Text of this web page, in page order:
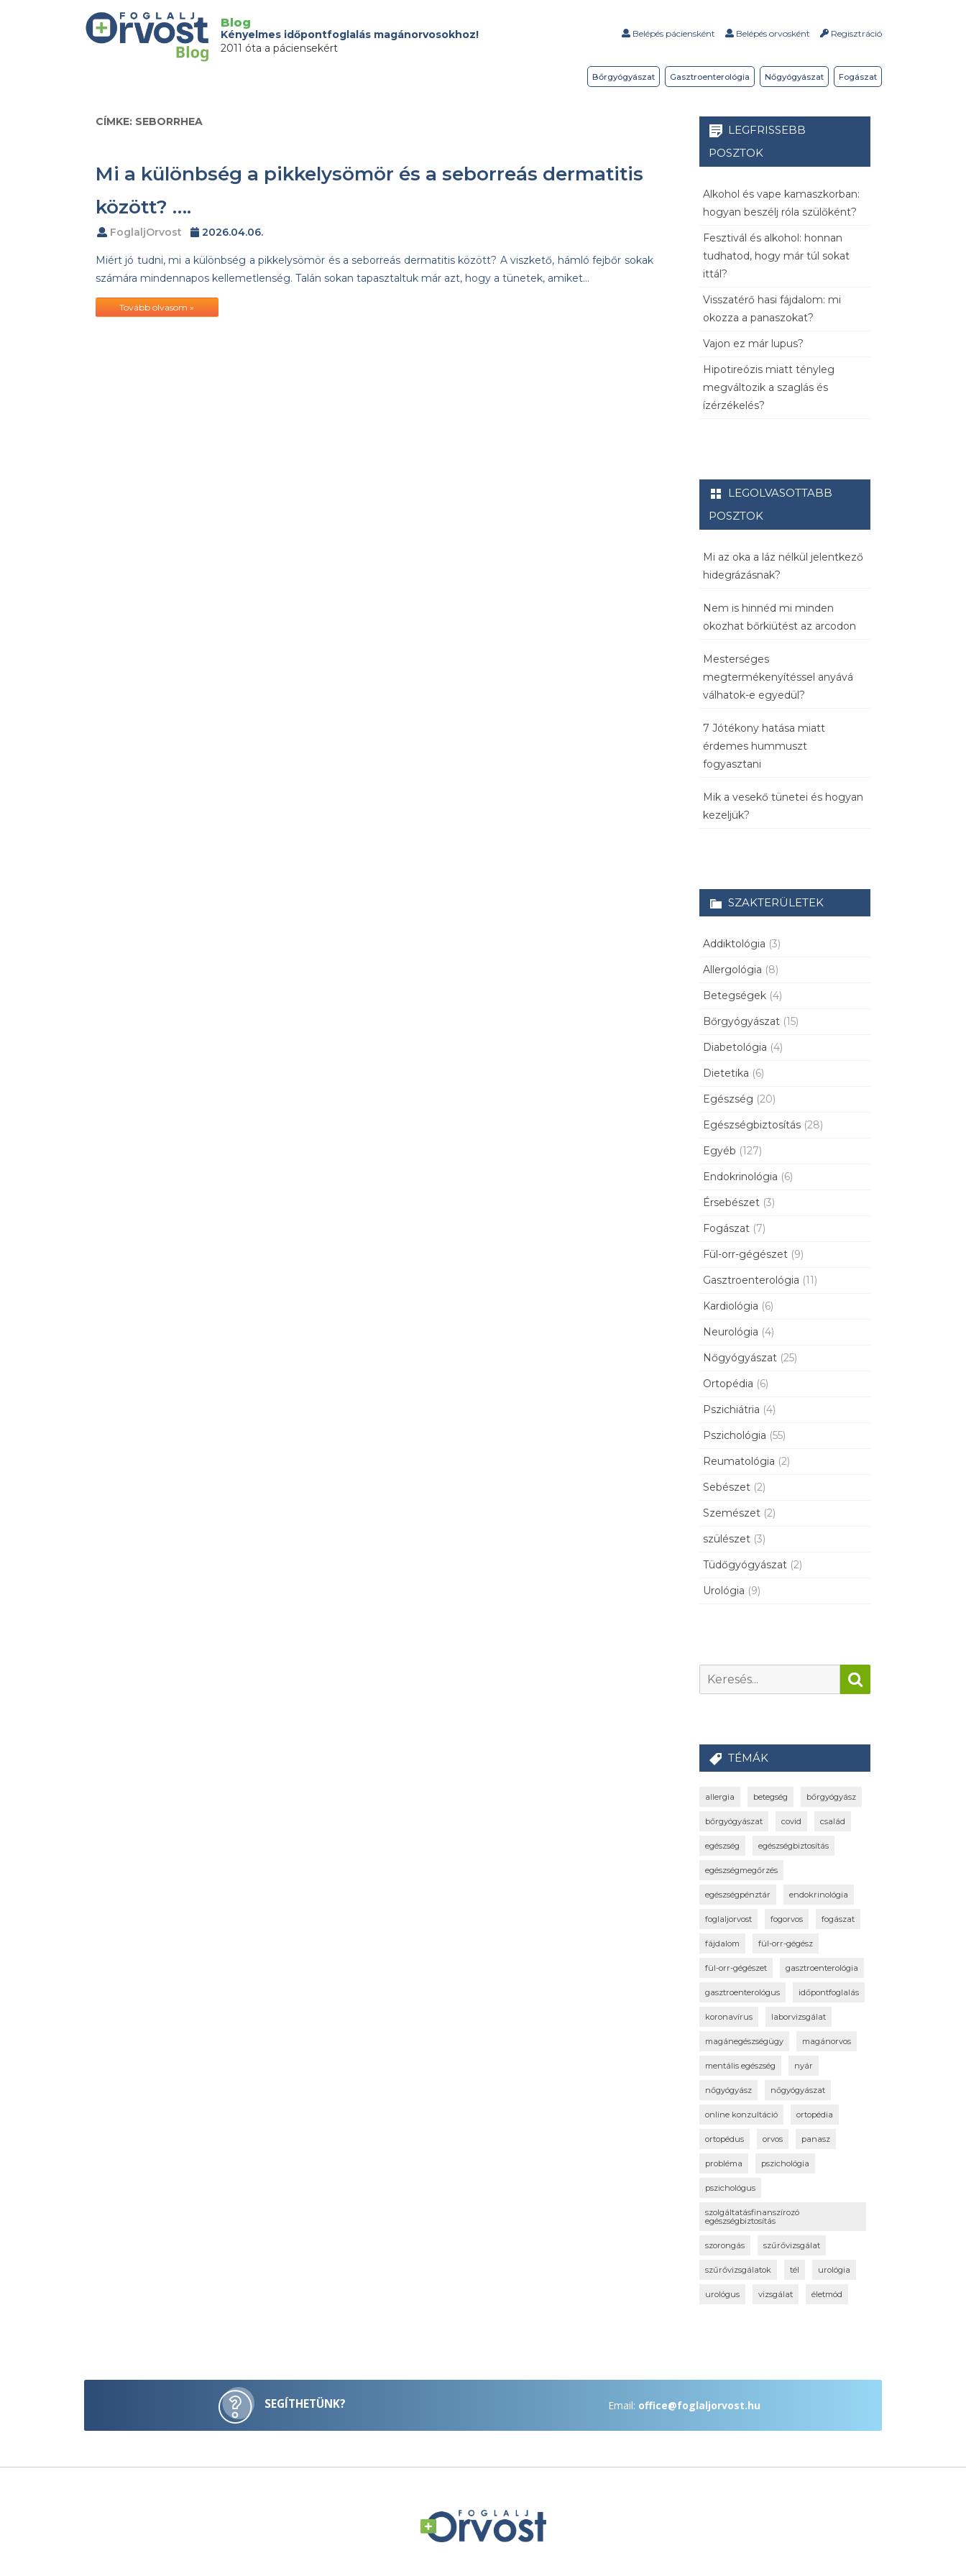
Blog
Kényelmes időpontfoglalás magánorvosokhoz!
2011 óta a páciensekért
Belépés páciensként Belépés orvosként Regisztráció
Fogászat
Nőgyógyászat
Gasztroenterológia
Bőrgyógyászat
CÍMKE: SEBORRHEA
Mi a különbség a pikkelysömör és a seborreás dermatitis
között? ….
FoglaljOrvost 2026.04.06.
Miért jó tudni, mi a különbség a pikkelysömör és a seborreás dermatitis között? A viszkető, hámló fejbőr sokak
számára mindennapos kellemetlenség. Talán sokan tapasztaltuk már azt, hogy a tünetek, amiket…
Tovább olvasom »
LEGFRISSEBB
POSZTOK
Alkohol és vape kamaszkorban:
hogyan beszélj róla szülőként?
Fesztivál és alkohol: honnan
tudhatod, hogy már túl sokat
ittál?
Visszatérő hasi fájdalom: mi
okozza a panaszokat?
Vajon ez már lupus?
Hipotireózis miatt tényleg
megváltozik a szaglás és
ízérzékelés?
LEGOLVASOTTABB
POSZTOK
Mi az oka a láz nélkül jelentkező
hidegrázásnak?
Nem is hinnéd mi minden
okozhat bőrkiütést az arcodon
Mesterséges
megtermékenyítéssel anyává
válhatok-e egyedül?
7 Jótékony hatása miatt
érdemes hummuszt
fogyasztani
Mik a vesekő tünetei és hogyan
kezeljük?
SZAKTERÜLETEK
Addiktológia (3)
Allergológia (8)
Betegségek (4)
Bőrgyógyászat (15)
Diabetológia (4)
Dietetika (6)
Egészség (20)
Egészségbiztosítás (28)
Egyéb (127)
Endokrinológia (6)
Érsebészet (3)
Fogászat (7)
Fül-orr-gégészet (9)
Gasztroenterológia (11)
Kardiológia (6)
Neurológia (4)
Nőgyógyászat (25)
Ortopédia (6)
Pszichiátria (4)
Pszichológia (55)
Reumatológia (2)
Sebészet (2)
Szemészet (2)
szülészet (3)
Tüdőgyógyászat (2)
Urológia (9)
TÉMÁK
allergia betegség bőrgyógyász
bőrgyógyászat covid család
egészség egészségbiztosítás
egészségmegőrzés
egészségpénztár endokrinológia
foglaljorvost fogorvos fogászat
fájdalom fül-orr-gégész
fül-orr-gégészet gasztroenterológia
gasztroenterológus időpontfoglalás
koronavírus laborvizsgálat
magánegészségügy magánorvos
mentális egészség nyár
nőgyógyász nőgyógyászat
online konzultáció ortopédia
ortopédus orvos panasz
probléma pszichológia
pszichológus
szolgáltatásfinanszírozó
egészségbiztosítás
szorongás szűrővizsgálat
szűrővizsgálatok tél urológia
urológus vizsgálat életmód
SEGÍTHETÜNK? Email: office@foglaljorvost.hu